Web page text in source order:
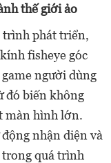
thế giới ảo
trình phát triển,
fisheye góc
người dùng
đó biến không
màn hình lớn.
nhận diện và
trong quá trình